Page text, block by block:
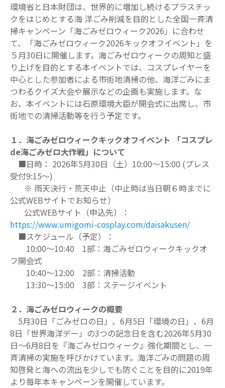
環境省と日本財団は、世界的に増加し続けるプラスチッ
クをはじめとする海 洋ごみ削減を目的とした全国一斉清
掃キャンペーン「海ごみゼロウィーク2026」に合わせ
て、「海ごみゼロウィーク2026キックオフイベント」を
５月30日に開催します。海ごみゼロウィークの周知と盛
り上げを目的とする本イベントでは、コスプレイヤーを
中心とした参加者による市街地清掃の他、海洋ごみにま
つわるクイズ大会や展示などの企画も実施します。な
お、本イベントには石原環境大臣が開会式に出席し、市
街地での清掃活動等を行う予定です。
１．海ごみゼロウィークキックオフイベント 「コスプレ
de海ごみゼロ大作戦」について
■日時： 2026年5月30日（土）10:00～15:00 (プレス
受付9:15～)
※ 雨天決行・荒天中止（中止時は当日朝６時までに
公式WEBサイトでお知らせ）
公式WEBサイト（申込先）：
https://www.umigomi-cosplay.com/daisakusen/
■スケジュール（予定）：
10:00～10:40 1部：海ごみゼロウィークキックオ
フ開会式
10:40～12:00 2部：清掃活動
13:30～15:00 3部：ステージイベント
２．海ごみゼロウィークの概要
5月30日「ごみゼロの日」、6月5日「環境の日」、6月
8日「世界海洋デー」の3つの記念日を含む2026年5月30
日～6月8日を『海ごみゼロウィーク』強化期間とし、一
斉清掃の実施を呼びかけています。海洋ごみの問題の周
知啓発と海への流出を少しでも防ぐことを目的に2019年
より毎年本キャンペーンを開催しています。